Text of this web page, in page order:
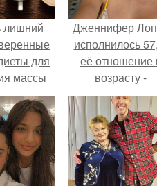
лишний
для
массы
Дженнифер
исполнилось
её отношение
возрасту -
настоящий
манифест
уверенности:
говорите, что
отлично
для 57.